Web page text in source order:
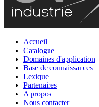
Accueil
Catalogue
Domaines d'application
Base de connaissances
Lexique
Partenaires
A propos
Nous contacter